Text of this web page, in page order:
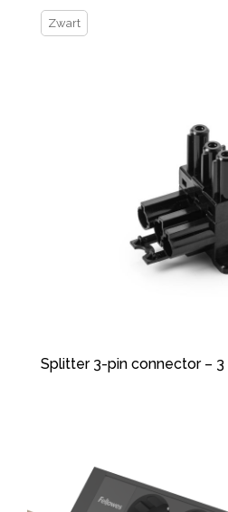
Zwart
Splitter 3-pin connector – 3